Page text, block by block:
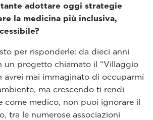
adottare oggi strategie
la medicina più inclusiva,
per risponderle: da dieci anni
un progetto chiamato il “Villaggio
avrei mai immaginato di occuparmi
ma crescendo ti rendi
come medico, non puoi ignorare il
tra le numerose associazioni